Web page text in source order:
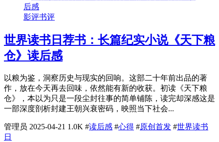
影评书评
世界读书日荐书：长篇纪实小说《天下粮
仓》读后感
以粮为鉴，洞察历史与现实的回响。这部二十年前出品的著
作，放在今天再去回味，依然能有新的收获。初读《天下粮
仓》，本以为只是一段尘封往事的简单铺陈，读完却深感这是
一部深度剖析封建王朝兴衰密码，映照当下社会...
管理员 2025-04-21 1.0K #读后感 #心得 #原创首发 #世界读书
日